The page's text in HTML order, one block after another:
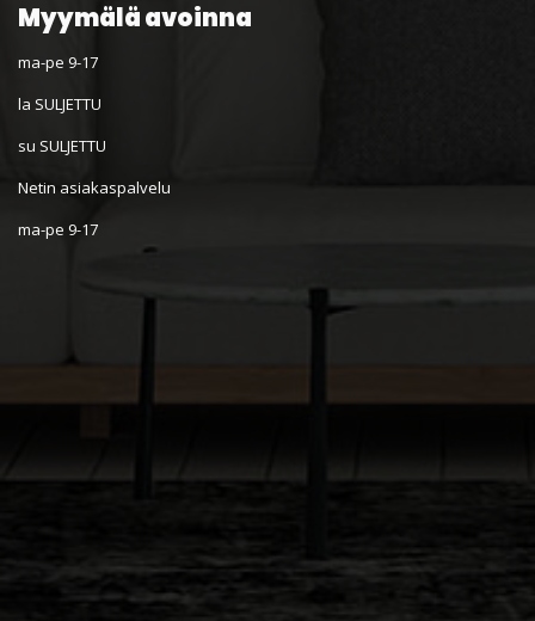
Myymälä avoinna
ma-pe 9-17
la SULJETTU
su SULJETTU
Netin asiakaspalvelu
ma-pe 9-17